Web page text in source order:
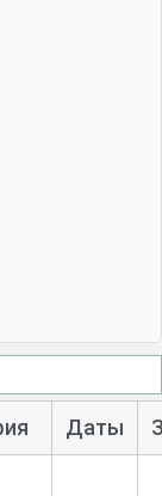
Даты